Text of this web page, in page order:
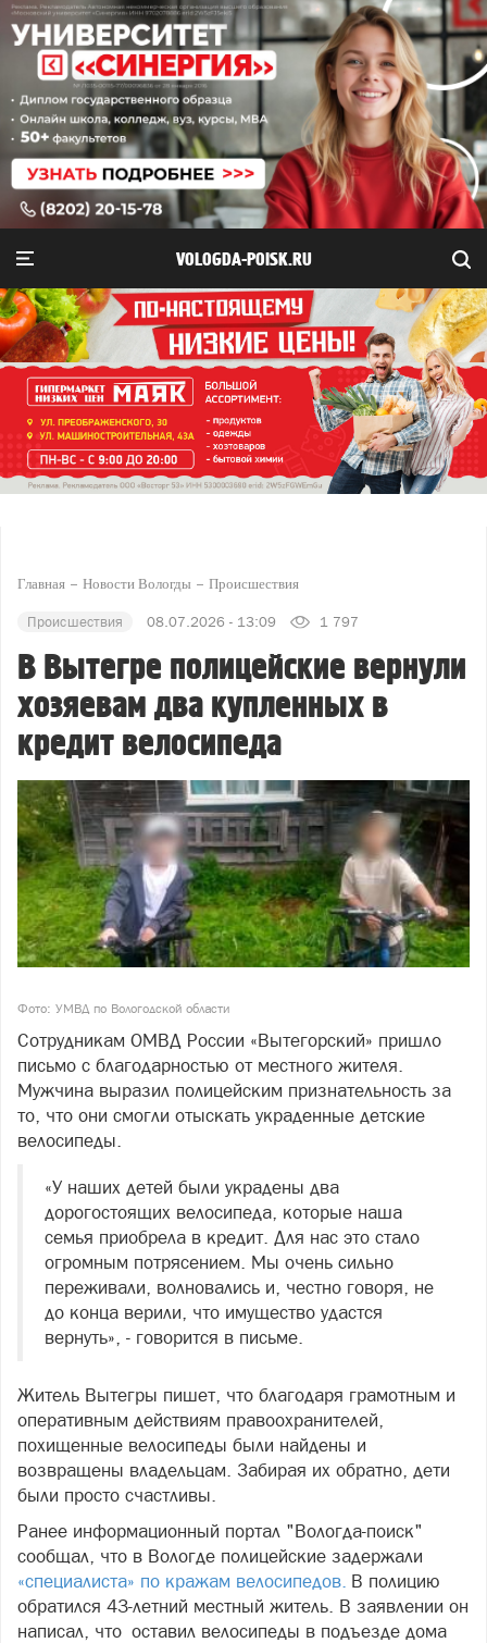
VOLOGDA-POISK.RU
Главная Новости Вологды Происшествия
Происшествия 08.07.2026 - 13:09 1 797
В Вытегре полицейские вернули
хозяевам два купленных в
кредит велосипеда
Фото: УМВД по Вологодской области
Сотрудникам ОМВД России «Вытегорский» пришло
письмо с благодарностью от местного жителя.
Мужчина выразил полицейским признательность за
то, что они смогли отыскать украденные детские
велосипеды.
«У наших детей были украдены два
дорогостоящих велосипеда, которые наша
семья приобрела в кредит. Для нас это стало
огромным потрясением. Мы очень сильно
переживали, волновались и, честно говоря, не
до конца верили, что имущество удастся
вернуть», - говорится в письме.
Житель Вытегры пишет, что благодаря грамотным и
оперативным действиям правоохранителей,
похищенные велосипеды были найдены и
возвращены владельцам. Забирая их обратно, дети
были просто счастливы.
Ранее информационный портал "Вологда-поиск"
сообщал, что в Вологде полицейские задержали
«специалиста» по кражам велосипедов. В полицию
обратился 43-летний местный житель. В заявлении он
написал, что оставил велосипеды в подъезде дома